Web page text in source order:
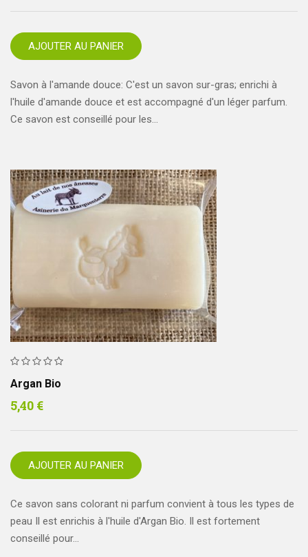
AJOUTER AU PANIER
Savon à l'amande douce: C'est un savon sur-gras; enrichi à
l'huile d'amande douce et est accompagné d'un léger parfum.
Ce savon est conseillé pour les…
Argan Bio
5,40 €
AJOUTER AU PANIER
Ce savon sans colorant ni parfum convient à tous les types de
peau Il est enrichis à l'huile d'Argan Bio. Il est fortement
conseillé pour…